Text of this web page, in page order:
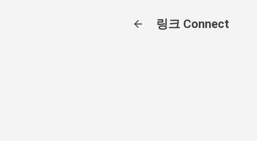
링크 Connect